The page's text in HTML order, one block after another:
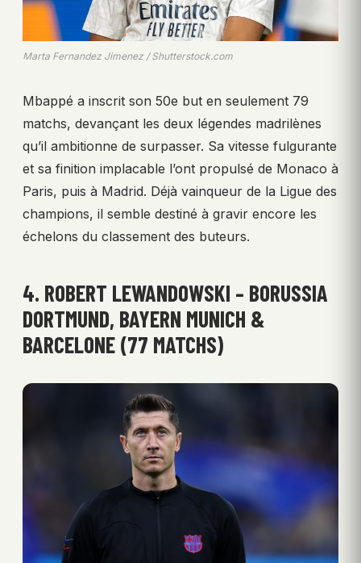
Marta Fernandez Jimenez / Shutterstock.com
Mbappé a inscrit son 50e but en seulement 79
matchs, devançant les deux légendes madrilènes
qu’il ambitionne de surpasser. Sa vitesse fulgurante
et sa finition implacable l’ont propulsé de Monaco à
Paris, puis à Madrid. Déjà vainqueur de la Ligue des
champions, il semble destiné à gravir encore les
échelons du classement des buteurs.
4. ROBERT LEWANDOWSKI – BORUSSIA
DORTMUND, BAYERN MUNICH &
BARCELONE (77 MATCHS)